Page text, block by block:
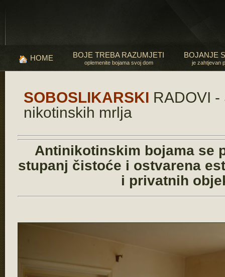
HOME BOJE TREBA RAZUMJETI
oplemenite bojama svoj dom
BOJANJE
je zahtjevan
SOBOSLIKARSKI RADOVI
nikotinskih mrlja
Antinikotinskim bojama se
stupanj čistoće i ostvarena
i privatnih